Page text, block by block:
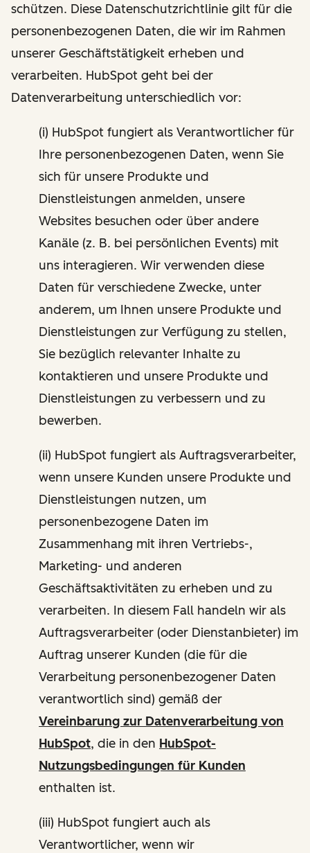
schützen. Diese Datenschutzrichtlinie gilt für die
personenbezogenen Daten, die wir im Rahmen
unserer Geschäftstätigkeit erheben und
verarbeiten. HubSpot geht bei der
Datenverarbeitung unterschiedlich vor:
(i) HubSpot fungiert als Verantwortlicher für
Ihre personenbezogenen Daten, wenn Sie
sich für unsere Produkte und
Dienstleistungen anmelden, unsere
Websites besuchen oder über andere
Kanäle (z. B. bei persönlichen Events) mit
uns interagieren. Wir verwenden diese
Daten für verschiedene Zwecke, unter
anderem, um Ihnen unsere Produkte und
Dienstleistungen zur Verfügung zu stellen,
Sie bezüglich relevanter Inhalte zu
kontaktieren und unsere Produkte und
Dienstleistungen zu verbessern und zu
bewerben.
(ii) HubSpot fungiert als Auftragsverarbeiter,
wenn unsere Kunden unsere Produkte und
Dienstleistungen nutzen, um
personenbezogene Daten im
Zusammenhang mit ihren Vertriebs-,
Marketing- und anderen
Geschäftsaktivitäten zu erheben und zu
verarbeiten. In diesem Fall handeln wir als
Auftragsverarbeiter (oder Dienstanbieter) im
Auftrag unserer Kunden (die für die
Verarbeitung personenbezogener Daten
verantwortlich sind) gemäß der
Vereinbarung zur Datenverarbeitung von
HubSpot, die in den HubSpot-
Nutzungsbedingungen für Kunden
enthalten ist.
(iii) HubSpot fungiert auch als
Verantwortlicher, wenn wir